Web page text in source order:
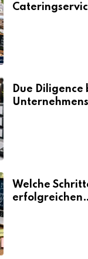
Due Diligence
Welche
erfolgreichen